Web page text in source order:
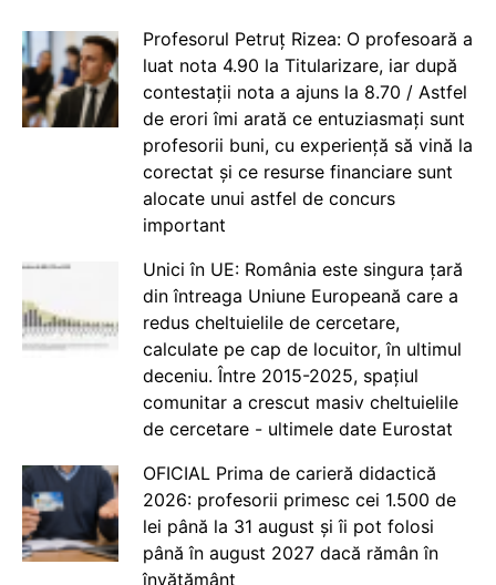
Profesorul Petruț Rizea: O profesoară a
luat nota 4.90 la Titularizare, iar după
contestații nota a ajuns la 8.70 / Astfel
de erori îmi arată ce entuziasmați sunt
profesorii buni, cu experiență să vină la
corectat și ce resurse financiare sunt
alocate unui astfel de concurs
important
Unici în UE: România este singura țară
din întreaga Uniune Europeană care a
redus cheltuielile de cercetare,
calculate pe cap de locuitor, în ultimul
deceniu. Între 2015-2025, spațiul
comunitar a crescut masiv cheltuielile
de cercetare - ultimele date Eurostat
OFICIAL Prima de carieră didactică
2026: profesorii primesc cei 1.500 de
lei până la 31 august și îi pot folosi
până în august 2027 dacă rămân în
învățământ